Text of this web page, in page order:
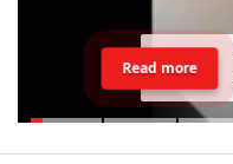
Read more